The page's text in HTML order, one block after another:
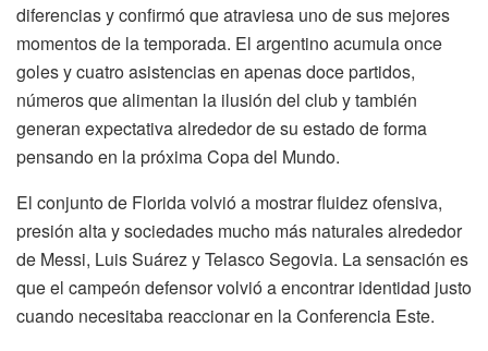
diferencias y confirmó que atraviesa uno de sus mejores
momentos de la temporada. El argentino acumula once
goles y cuatro asistencias en apenas doce partidos,
números que alimentan la ilusión del club y también
generan expectativa alrededor de su estado de forma
pensando en la próxima Copa del Mundo.
El conjunto de Florida volvió a mostrar fluidez ofensiva,
presión alta y sociedades mucho más naturales alrededor
de Messi, Luis Suárez y Telasco Segovia. La sensación es
que el campeón defensor volvió a encontrar identidad justo
cuando necesitaba reaccionar en la Conferencia Este.